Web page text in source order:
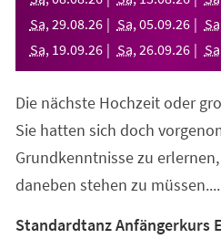
Tab)
Sa, 29.08.26 Sa, 05.09.26 Sa
Sa, 19.09.26 Sa, 26.09.26 Sa
Die nächste Hochzeit oder
Sie hatten sich doch
Grundkenntnisse zu
daneben stehen zu
Standardtanz Anfängerkurs